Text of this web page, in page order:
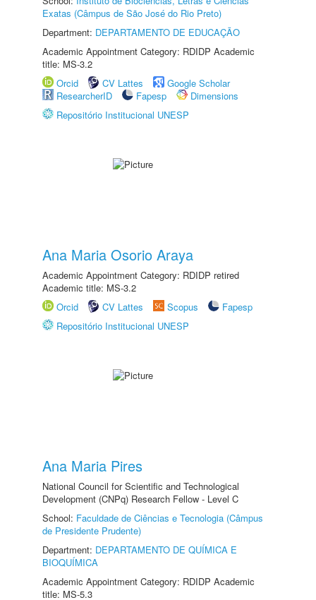
Exatas (Câmpus de São José do Rio Preto)
Department: DEPARTAMENTO DE EDUCAÇÃO
Academic Appointment Category: RDIDP Academic
title: MS-3.2
Orcid
CV Lattes
Google Scholar
ResearcherID
Fapesp
Dimensions
Repositório Institucional UNESP
Ana Maria Osorio Araya
Academic Appointment Category: RDIDP retired
Academic title: MS-3.2
Orcid
CV Lattes Scopus
Fapesp
Repositório Institucional UNESP
Ana Maria Pires
National Council for Scientific and Technological
Development (CNPq) Research Fellow - Level C
School: Faculdade de Ciências e Tecnologia (Câmpus
de Presidente Prudente)
Department: DEPARTAMENTO DE QUÍMICA E
BIOQUÍMICA
Academic Appointment Category: RDIDP Academic
title: MS-5.3